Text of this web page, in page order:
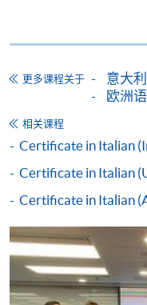
申请
申请表 下载申请
报名办法
付款方法
1. 现金、「易办事
(WeChat Pay) 或
更多课程关于
意大
欧洲
相关课程
Certificate in Italian
Certificate in Italian
Certificate in Italian